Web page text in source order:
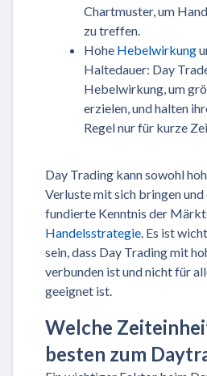
Chartmuster, um
zu treffen.
Hohe Hebelwirkung
Haltedauer: Day
Hebelwirkung, um
erzielen, und halten
Regel nur für kurze
Day Trading kann sowohl
Verluste mit sich bringen
fundierte Kenntnis der
Handelsstrategie . Es ist
sein, dass Day Trading mit
verbunden ist und nicht für
geeignet ist.
Welche
besten zum